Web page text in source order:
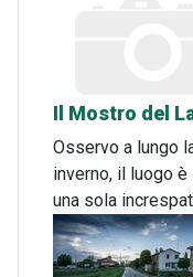
Il Mostro del
Osservo a lungo
inverno, il luogo
una sola